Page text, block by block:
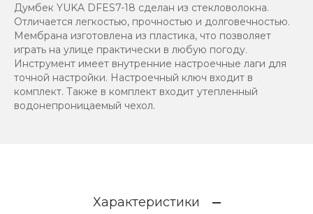
Думбек YUKA DFES7-18 сделан из стекловолокна.
Отличается легкостью, прочностью и долговечностью.
Мембрана изготовлена из пластика, что позволяет
играть на улице практически в любую погоду.
Инструмент имеет внутренние настроечные лаги для
точной настройки. Настроечный ключ входит в
комплект. Также в комплект входит утепленный
водонепроницаемый чехол.
Характеристики